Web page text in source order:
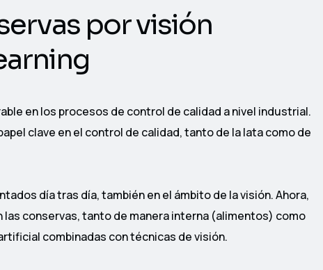
por visión
en los procesos de control de calidad a nivel industrial.
clave en el control de calidad, tanto de la lata como de
día tras día, también en el ámbito de la visión. Ahora,
conservas, tanto de manera interna (alimentos) como
combinadas con técnicas de visión.